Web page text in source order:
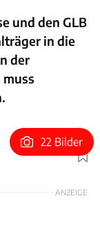
und den GLB
in die
der
Foto: Daimler AG
22 Bilder
ANZEIGE